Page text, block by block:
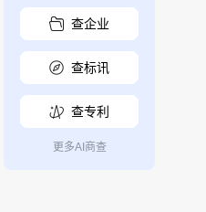
查企业
查标讯
查专利
更多AI商查